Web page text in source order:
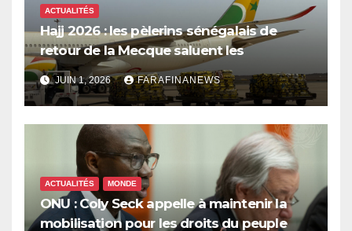
ACTUALITÉS
Hajj 2026 : les pèlerins sénégalais de
retour de la Mecque saluent les
innovations d’Air Sénégal SA
JUIN 1, 2026 FARAFINANEWS
ACTUALITÉS MONDE
ONU : Coly Seck appelle à maintenir la
mobilisation pour les droits du peuple